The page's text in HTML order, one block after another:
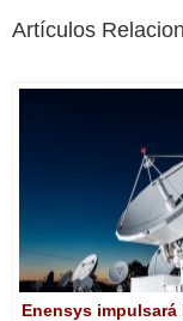
Artículos
Enensys impulsará